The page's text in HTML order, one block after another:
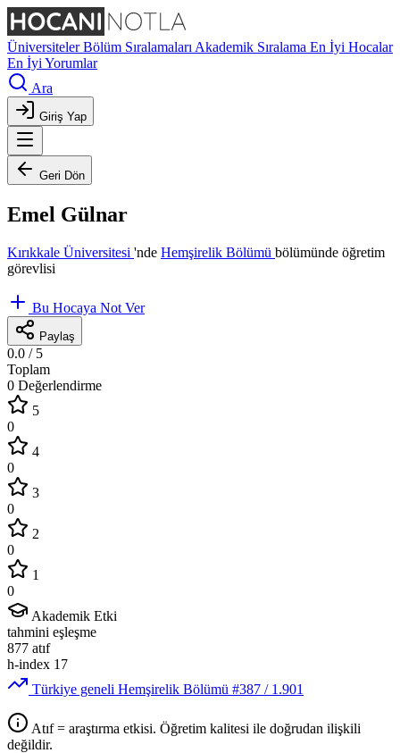
ÜniversitelerBölüm Sıralamaları Akademik Sıralama En İyi Hocalar
En İyi Yorumlar
Ara
Giriş Yap
Geri Dön
Emel Gülnar
Kırıkkale Üniversitesi 'nde Hemşirelik Bölümü bölümünde öğretim
görevlisi
Bu Hocaya Not Ver
Paylaş
0.0 / 5
Toplam
0 Değerlendirme
5
0
4
0
3
0
2
0
1
0
Akademik Etki
tahmini eşleşme
877 atıf
h-index 17
Türkiye geneli Hemşirelik Bölümü #387 / 1.901
Atıf = araştırma etkisi. Öğretim kalitesi ile doğrudan ilişkili
değildir.